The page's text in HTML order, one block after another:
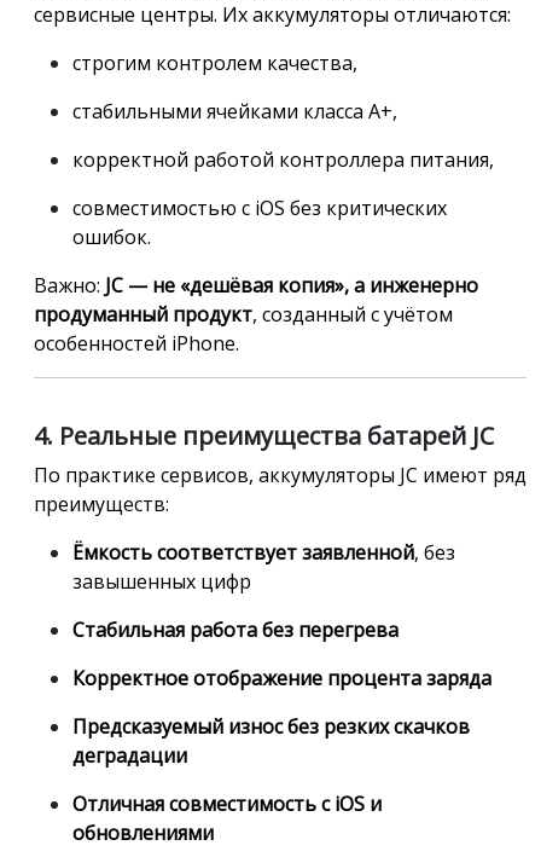
сервисные центры. Их аккумуляторы отличаются:
строгим контролем качества,
стабильными ячейками класса A+,
корректной работой контроллера питания,
совместимостью с iOS без критических
ошибок.
Важно: JC — не «дешёвая копия», а инженерно
продуманный продукт, созданный с учётом
особенностей iPhone.
4. Реальные преимущества батарей JC
По практике сервисов, аккумуляторы JC имеют ряд
преимуществ:
Ёмкость соответствует заявленной, без
завышенных цифр
Стабильная работа без перегрева
Корректное отображение процента заряда
Предсказуемый износ без резких скачков
деградации
Отличная совместимость с iOS и
обновлениями